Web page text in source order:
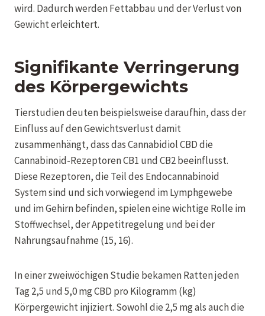
wird. Dadurch werden Fettabbau und der Verlust von
Gewicht erleichtert.
Signifikante Verringerung
des Körpergewichts
Tierstudien deuten beispielsweise daraufhin, dass der
Einfluss auf den Gewichtsverlust damit
zusammenhängt, dass das Cannabidiol CBD die
Cannabinoid-Rezeptoren CB1 und CB2 beeinflusst.
Diese Rezeptoren, die Teil des Endocannabinoid
System sind und sich vorwiegend im Lymphgewebe
und im Gehirn befinden, spielen eine wichtige Rolle im
Stoffwechsel, der Appetitregelung und bei der
Nahrungsaufnahme (15, 16).
In einer zweiwöchigen Studie bekamen Ratten jeden
Tag 2,5 und 5,0 mg CBD pro Kilogramm (kg)
Körpergewicht injiziert. Sowohl die 2,5 mg als auch die